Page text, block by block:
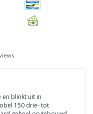
en blinkt uit in
150 drie- tot